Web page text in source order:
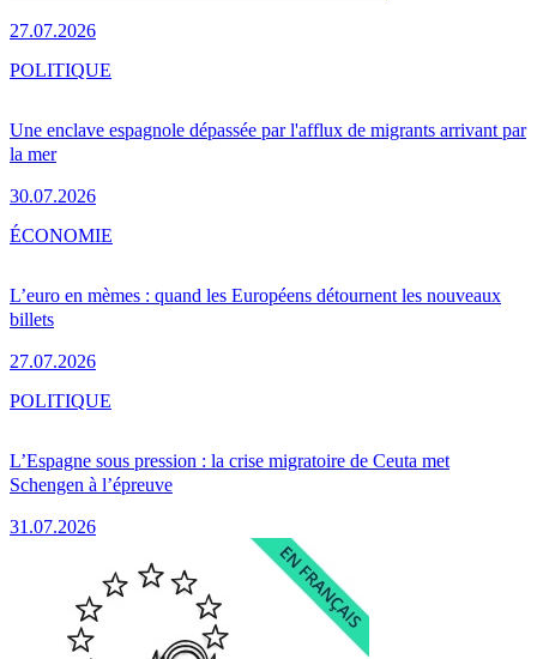
27.07.2026
Une enclave espagnole dépassée par l'afflux de migrants arrivant par
la mer
30.07.2026
POLITIQUE
L’euro en mèmes : quand les Européens détournent les nouveaux
billets
27.07.2026
ÉCONOMIE
L’Espagne sous pression : la crise migratoire de Ceuta met
Schengen à l’épreuve
31.07.2026
POLITIQUE